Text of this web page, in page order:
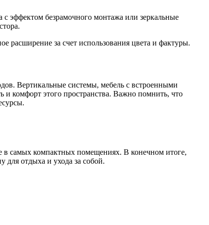
эффектом безрамочного монтажа или зеркальные
расширение за счет использования цвета и фактуры.
Вертикальные системы, мебель с встроенными
комфорт этого пространства. Важно помнить, что
в самых компактных помещениях. В конечном итоге,
для отдыха и ухода за собой.